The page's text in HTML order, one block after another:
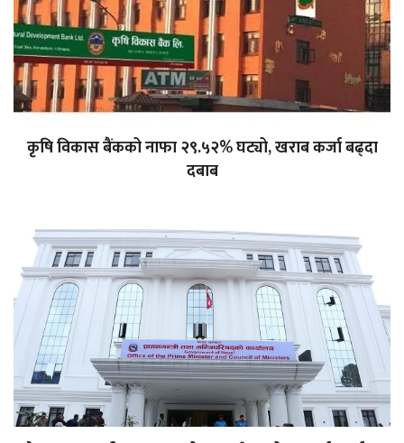
कृषि विकास बैंकको नाफा २९.५२% घट्यो, खराब कर्जा बढ्दा
दबाब